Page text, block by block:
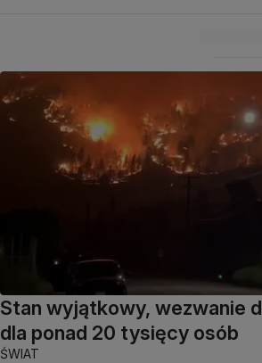
Stan wyjątkowy, wezwanie
dla ponad 20 tysięcy osób
ŚWIAT